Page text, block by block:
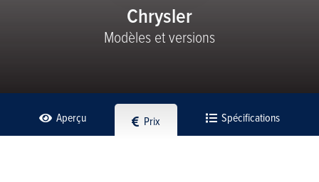
Chrysler
Modèles et versions
Aperçu Prix Spécifications